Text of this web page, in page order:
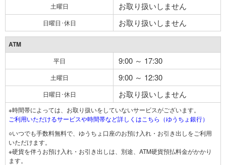
土曜日 お取り扱いしません
日曜日･休日 お取り扱いしません
ATM
平日 9:00 ～ 17:30
土曜日 9:00 ～ 12:30
日曜日･休日 お取り扱いしません
※時間帯によっては、お取り扱いをしていないサービスがございます。
ご利用いただけるサービスや時間帯など詳しくはこちら（ゆうちょ銀行）
○いつでも手数料無料で、ゆうちょ口座のお預け入れ・お引き出しをご利用
いただけます。
※硬貨を伴うお預け入れ・お引き出しは、別途、ATM硬貨預払料金がかかり
ます。